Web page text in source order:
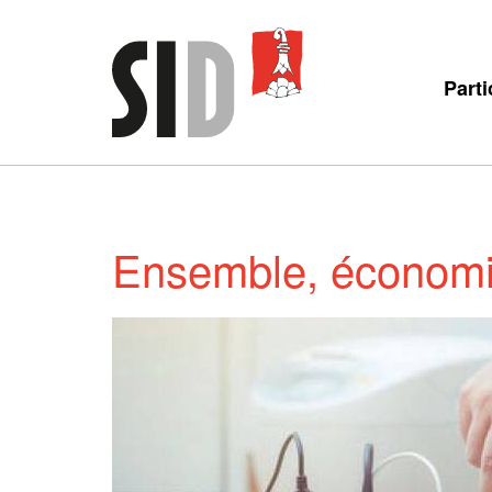
Ensemble,